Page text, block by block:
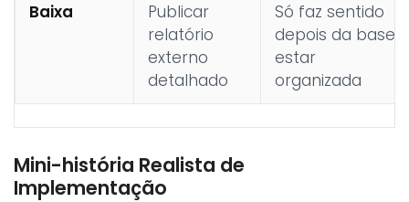
Baixa
Publicar
relatório
externo
detalhado
Só faz sentido
depois da base
estar
organizada
Mini-história Realista de
Implementação